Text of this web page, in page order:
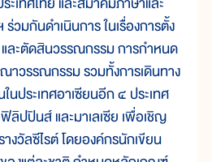
วมกันดำเนินการ ในเรื่องการตั้ง
ละตัดสินวรรณกรรม การกำหนด
วรรณกรรม รวมทั้งการเดินทาง
นประเทศอาเซียนอีก ๔ ประเทศ
ลิปปินส์ และมาเลเซีย เพื่อเชิญ
างวัลซีไรต์ โดยองค์กรนักเขียน